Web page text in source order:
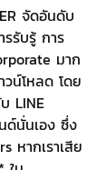
จัดอันดับ
รรับรู้ การ
มาก
น์โหลด โดย
LINE
ด์นั่นเอง ซึ่ง
หากเราเสีย